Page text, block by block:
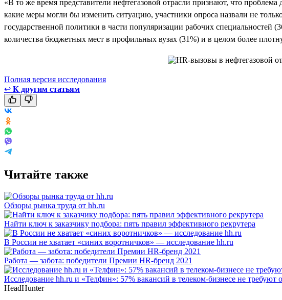
«В то же время представители нефтегазовой отрасли признают, что
какие меры могли бы изменить ситуацию, участники опроса назвали не
государственной политики в части популяризации рабочих
количества бюджетных мест в профильных вузах (31%) и в целом более
Полная версия исследования
↩ К другим статьям
Читайте также
Обзоры рынка труда от hh.ru
Найти ключ к заказчику подбора: пять правил эффективного рекрутера
В России не хватает «синих воротничков» — исследование hh.ru
Работа — забота: победители Премии HR-бренд 2021
Исследование hh.ru и «Телфин»: 57% вакансий в телеком-бизнесе не требуют
HeadHunter